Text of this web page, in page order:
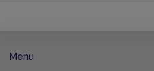
Menu